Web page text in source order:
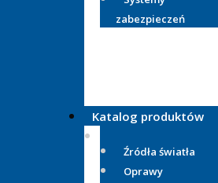
zabezpieczeń
Katalog produktów
Źródła światła
Oprawy